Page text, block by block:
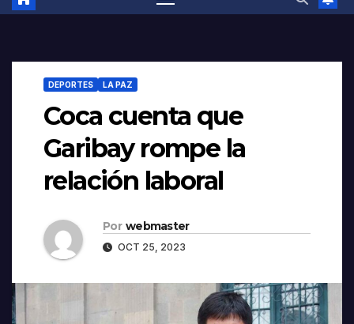
DEPORTES LA PAZ
Coca cuenta que
Garibay rompe la
relación laboral
Por webmaster
OCT 25, 2023